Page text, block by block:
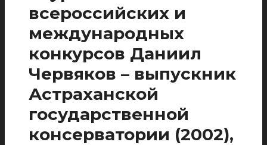
всероссийских и
международных
конкурсов Даниил
Червяков – выпускник
Астраханской
государственной
консерватории (2002),